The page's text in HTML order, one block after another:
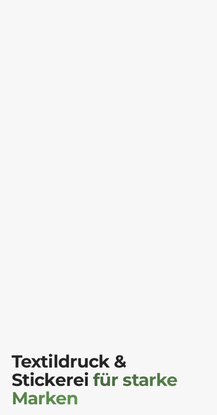
Textildruck &
Stickerei für starke
Marken